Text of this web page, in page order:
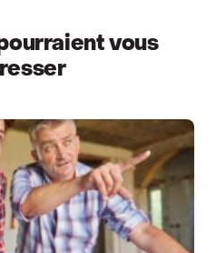
vous